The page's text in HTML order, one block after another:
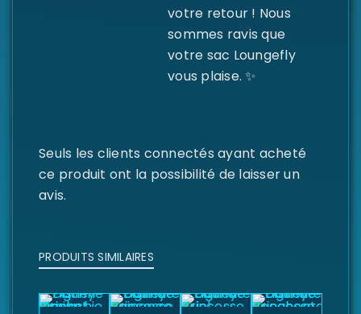
votre retour ! Nous
sommes ravis que
votre sac Loungefly
vous plaise. ✨
Seuls les clients connectés ayant acheté
ce produit ont la possibilité de laisser un
avis.
PRODUITS SIMILAIRES